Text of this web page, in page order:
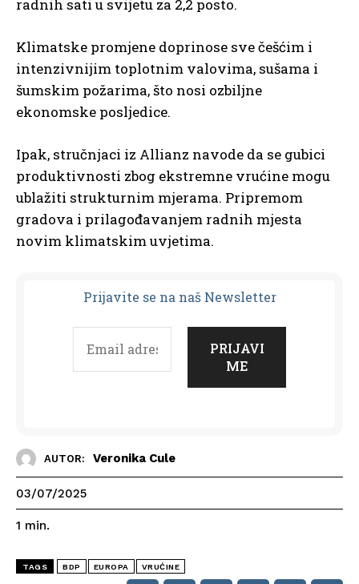
radnih sati u svijetu za 2,2 posto.
Klimatske promjene doprinose sve češćim i
intenzivnijim toplotnim valovima, sušama i
šumskim požarima, što nosi ozbiljne
ekonomske posljedice.
Ipak, stručnjaci iz Allianz navode da se gubici
produktivnosti zbog ekstremne vrućine mogu
ublažiti strukturnim mjerama. Pripremom
gradova i prilagođavanjem radnih mjesta
novim klimatskim uvjetima.
Prijavite se na naš Newsletter
AUTOR: Veronika Cule
03/07/2025
1 min.
TAGS BDP EUROPA VRUĆINE